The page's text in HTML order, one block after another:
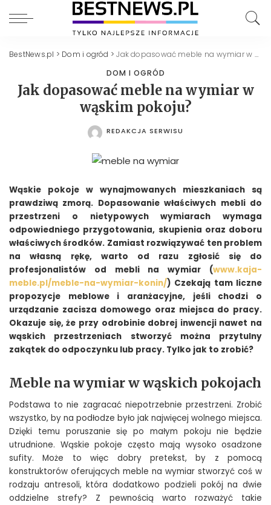
BestNews.pl > Dom i ogród >Jak dopasować meble na wymiar w wąskim pokoju?
DOM I OGRÓD
Jak dopasować meble na wymiar w
wąskim pokoju?
POSTED
REDAKCJA SERWISU
Wąskie pokoje w wynajmowanych mieszkaniach są
prawdziwą zmorą. Dopasowanie właściwych mebli do
przestrzeni o nietypowych wymiarach wymaga
odpowiedniego przygotowania, skupienia oraz doboru
właściwych środków. Zamiast rozwiązywać ten problem
na własną rękę, warto od razu zgłosić się do
profesjonalistów od mebli na wymiar (www.kaja-
meble.pl/meble-na-wymiar-konin/) Czekają tam liczne
propozycje meblowe i aranżacyjne, jeśli chodzi o
urządzanie zacisza domowego oraz miejsca do pracy.
Okazuje się, że przy odrobinie dobrej inwencji nawet na
wąskich przestrzeniach stworzyć można przytulny
zakątek do odpoczynku lub pracy. Tylko jak to zrobić?
Meble na wymiar w wąskich pokojach
Podstawa to nie zagracać niepotrzebnie przestrzeni. Zrobić
wszystko, by na podłodze było jak najwięcej wolnego miejsca.
Dzięki temu poruszanie się po małym pokoju nie będzie
utrudnione. Wąskie pokoje często mają wysoko osadzone
sufity. Może to więc dobry pretekst, by z pomocą
konstruktorów oferujących meble na wymiar stworzyć coś w
rodzaju antresoli, która dodatkowo podzieli pokój na dwie
oddzielne strefy? Z pewnością warto rozważyć takie